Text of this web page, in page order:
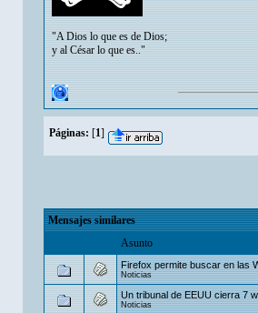
"A Dios lo que es de Dios;
y al César lo que es.."
Páginas: [1]
Mensajes similares
Asunto
Firefox permite buscar en las
Noticias
Un tribunal de EEUU cierra 7
Noticias